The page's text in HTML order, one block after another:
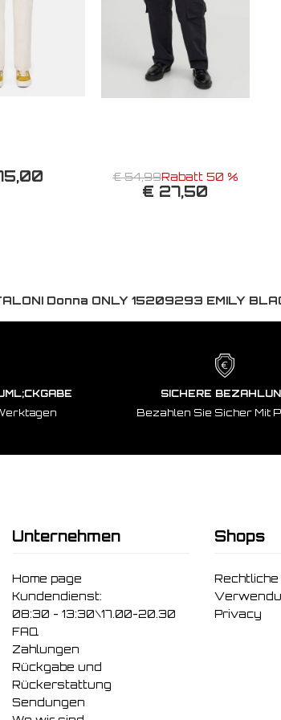
€ 54,99Rabatt 50 %
€ 27,50
Donna ONLY 15209293 EMILY
SICHERE
Bezahlen Sie Sicher Mit
Unternehmen
Home page
Kundendienst:
08:30 - 13:30\17.00-20.30
FAQ
Zahlungen
Rückgabe und
Rückerstattung
Sendungen
Shops
Privacy